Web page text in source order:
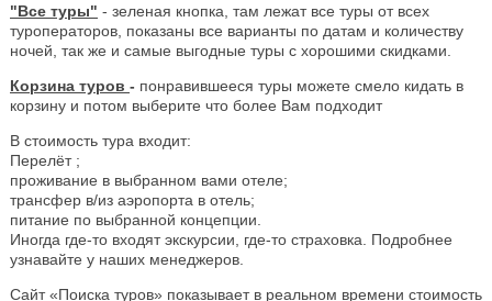
"Все туры" - зеленая кнопка, там лежат все туры от всех
туроператоров, показаны все варианты по датам и количеству
ночей, так же и самые выгодные туры с хорошими скидками.
Корзина туров - понравившееся туры можете смело кидать в
корзину и потом выберите что более Вам подходит
В стоимость тура входит:
Перелёт ;
проживание в выбранном вами отеле;
трансфер в/из аэропорта в отель;
питание по выбранной концепции.
Иногда где-то входят экскурсии, где-то страховка. Подробнее
узнавайте у наших менеджеров.
Сайт «Поиска туров» показывает в реальном времени стоимость